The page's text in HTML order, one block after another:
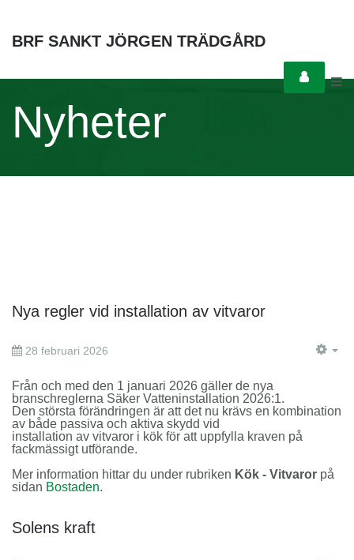
BRF SANKT JÖRGEN TRÄDGÅRD
Nyheter
Nya regler vid installation av vitvaror
28 februari 2026
Från och med den 1 januari 2026 gäller de nya
branschreglerna Säker Vatteninstallation 2026:1.
Den största förändringen är att det nu krävs en kombination
av både passiva och aktiva skydd vid
installation av vitvaror i kök för att uppfylla kraven på
fackmässigt utförande.​
Mer information hittar du under rubriken Kök - Vitvaror på
sidan Bostaden.
Solens kraft